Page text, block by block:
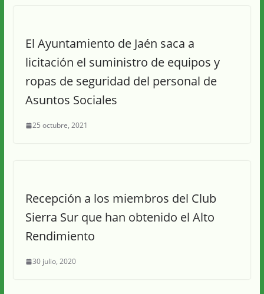
El Ayuntamiento de Jaén saca a
licitación el suministro de equipos y
ropas de seguridad del personal de
Asuntos Sociales
25 octubre, 2021
Recepción a los miembros del Club
Sierra Sur que han obtenido el Alto
Rendimiento
30 julio, 2020